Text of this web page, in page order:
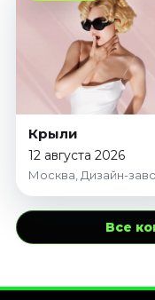
Крыли
12 августа 2026
Москва, Дизайн-
Все